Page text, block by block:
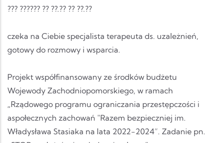
??? ?????? ?? ??.?? ?? ??.??
czeka na Ciebie specjalista terapeuta ds. uzależnień,
gotowy do rozmowy i wsparcia.
Projekt współfinansowany ze środków budżetu
Wojewody Zachodniopomorskiego, w ramach
„Rządowego programu ograniczania przestępczości i
aspołecznych zachowań "Razem bezpieczniej im.
Władysława Stasiaka na lata 2022-2024”. Zadanie pn.